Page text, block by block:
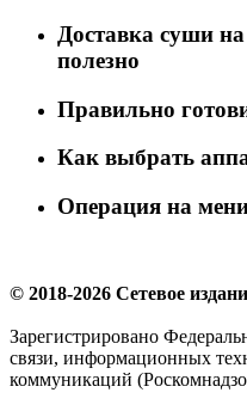
Доставка суши
полезно
Правильно
Как выбрать
Операция на
© 2018-2026 Сетевое
Зарегистрировано
связи, информационных
коммуникаций